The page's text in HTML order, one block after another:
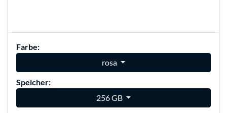
Farbe:
rosa
Speicher:
256 GB